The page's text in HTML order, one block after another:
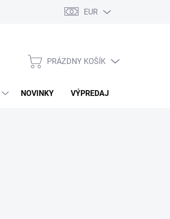
EUR
NÁKUPNÝ
PRÁZDNY KOŠÍK
NOVINKY VÝPREDAJ